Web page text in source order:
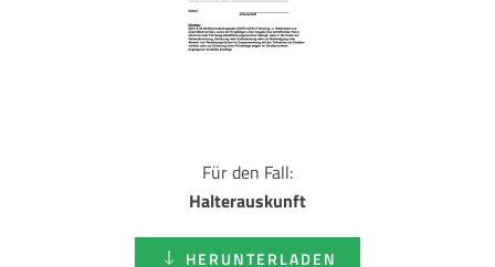
Für den Fall:
Halterauskunft
HERUNTERLADEN